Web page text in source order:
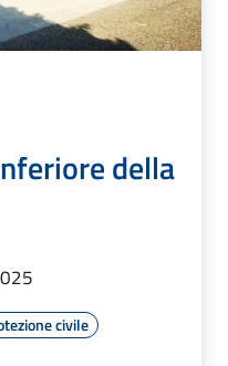
della
civile